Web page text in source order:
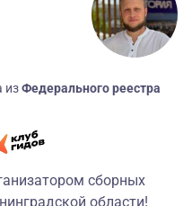
изФедерального реестра
сборных
области!